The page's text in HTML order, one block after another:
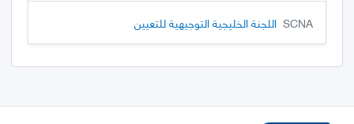
SCNA اللجنة الخليجية التوجيهية للتعيين